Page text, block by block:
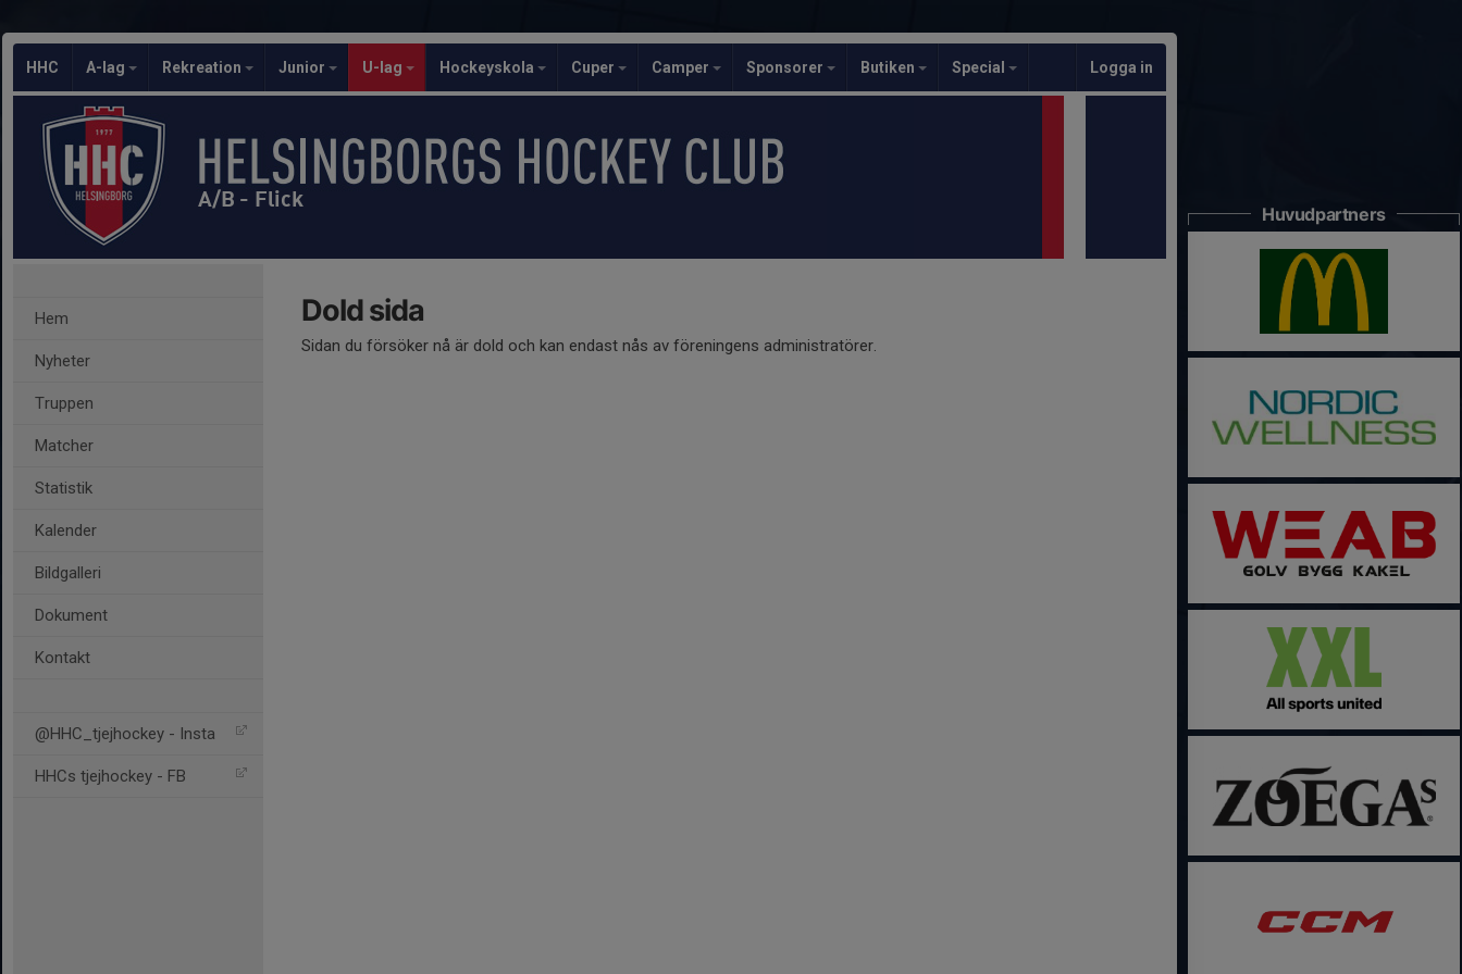
HHC A-lag Rekreation Junior U-lag Hockeyskola Cuper Camper Sponsorer Butiken Special Logga in
A/B - Flick
Hem
Nyheter
Truppen
Matcher
Statistik
Kalender
Bildgalleri
Dokument
Kontakt
@HHC_tjejhockey - Insta
HHCs tjejhockey - FB
Dold sida
Sidan du försöker nå är dold och kan endast nås av föreningens administratörer.
Huvudpartners